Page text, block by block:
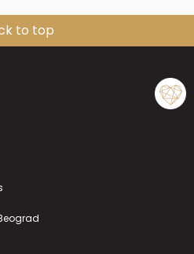
to top